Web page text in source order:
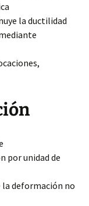
la ductilidad
por unidad de
la deformación no